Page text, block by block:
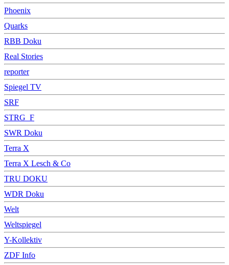
Phoenix
Quarks
RBB Doku
Real Stories
reporter
Spiegel TV
SRF
STRG_F
SWR Doku
Terra X
Terra X Lesch & Co
TRU DOKU
WDR Doku
Welt
Weltspiegel
Y-Kollektiv
ZDF Info